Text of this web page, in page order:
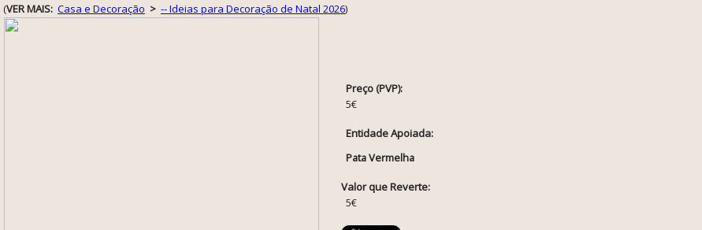
(VER MAIS: Casa e Decoração > -- Ideias para Decoração de Natal 2026)
Preço (PVP):
5€
Entidade Apoiada:
Pata Vermelha
Valor que Reverte:
5€